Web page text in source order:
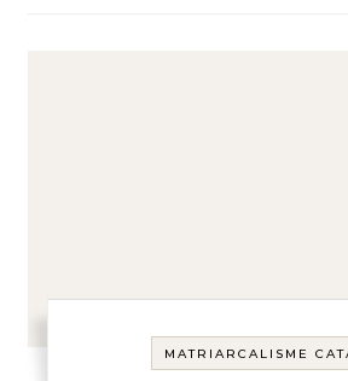
MATRIARCALISME